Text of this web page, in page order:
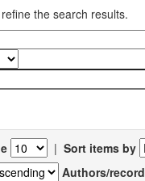
the search results.
| Sort items by
Authors/record